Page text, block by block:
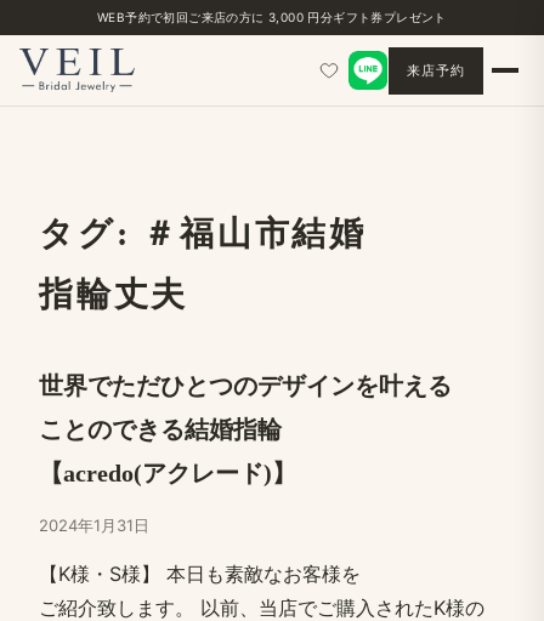
WEB予約で​初回ご来店の​方に​ 3,000 円分ギフト券プレゼント
来店予約
タグ:
＃福山市結婚​
指輪丈夫
世界で​ただ​ひとつの​デザインを​叶える​
ことのできる​結婚​指輪
【acredo(アクレード)】
2024年1月31日
【K様・S様】 本日も​素敵な​お客様を​
ご紹介致します。​ 以前、​当店で​ご購入された​K様の​